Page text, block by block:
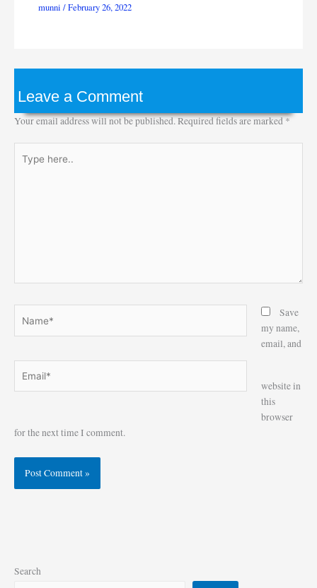
munni/February 26, 2022
Leave a Comment
Your email address will not be published.Required fields are marked*
here..
Save
my name,
email, and
website in
this
browser
for the next time I comment.
Search